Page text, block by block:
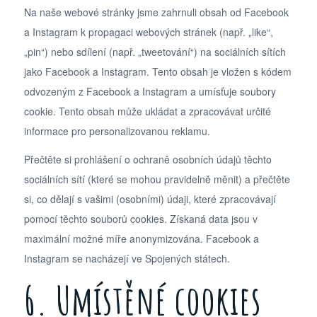
Na naše webové stránky jsme zahrnuli obsah od Facebook
a Instagram k propagaci webových stránek (např. „like“,
„pin“) nebo sdílení (např. „tweetování“) na sociálních sítích
jako Facebook a Instagram. Tento obsah je vložen s kódem
odvozeným z Facebook a Instagram a umísťuje soubory
cookie. Tento obsah může ukládat a zpracovávat určité
informace pro personalizovanou reklamu.
Přečtěte si prohlášení o ochraně osobních údajů těchto
sociálních sítí (které se mohou pravidelně měnit) a přečtěte
si, co dělají s vašimi (osobními) údaji, které zpracovávají
pomocí těchto souborů cookies. Získaná data jsou v
maximální možné míře anonymizována. Facebook a
Instagram se nacházejí ve Spojených státech.
6. Umístěné cookies